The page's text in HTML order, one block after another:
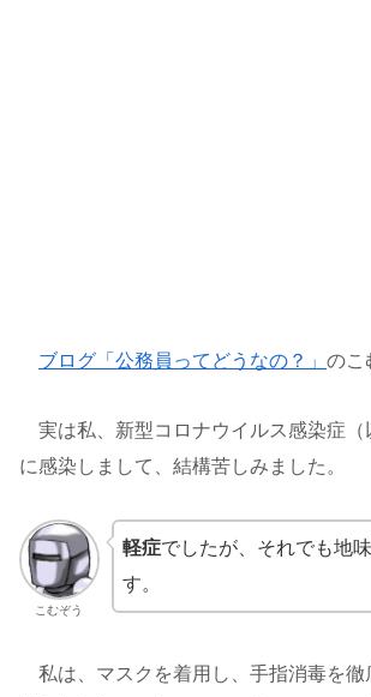
ブログ「公務員ってどうなの？」 のこ
実は私、新型コロナウイルス感染症（
に感染しまして、結構苦しみました。
こむぞう
軽症でしたが、それでも地
す。
私は、マスクを着用し、手指消毒を徹